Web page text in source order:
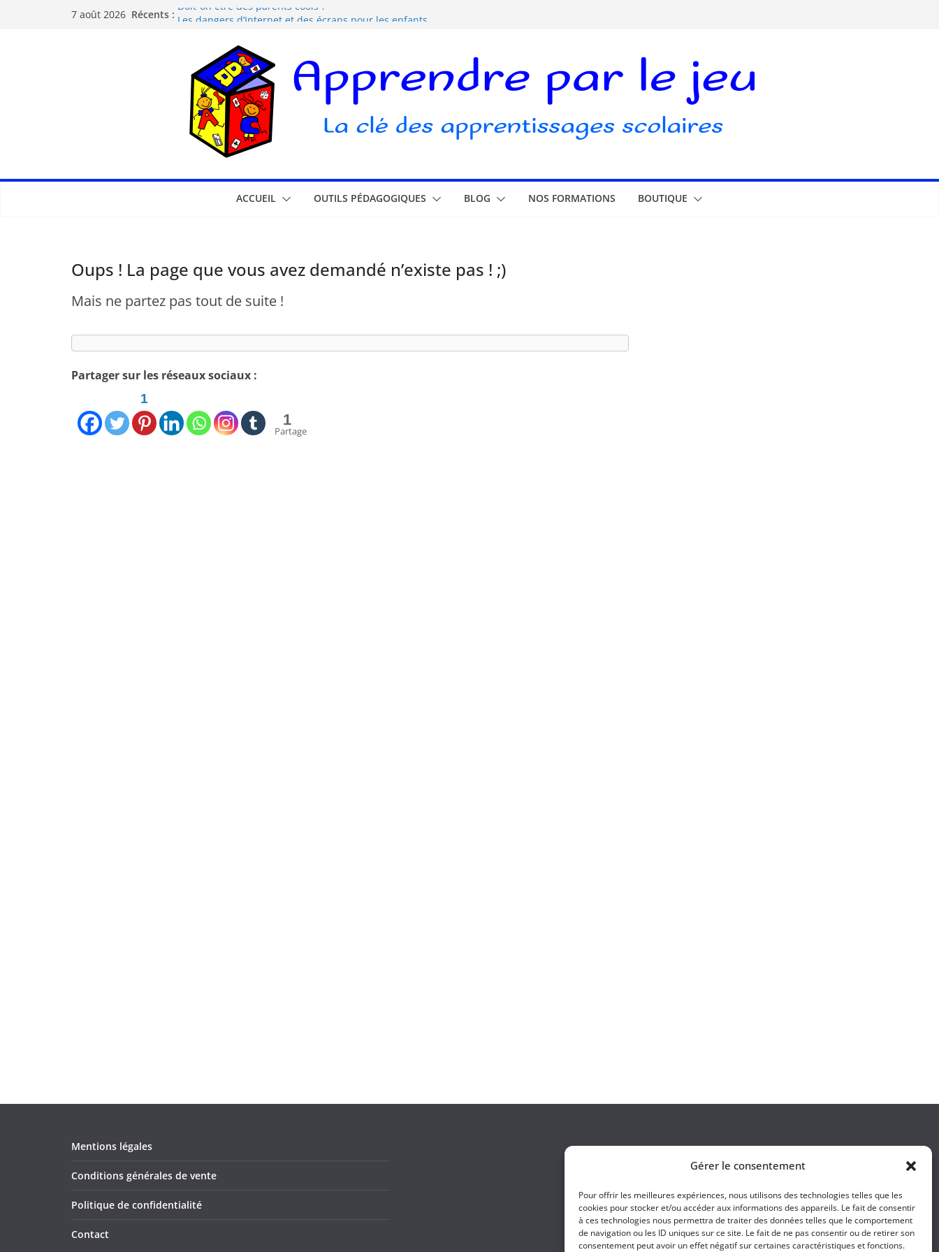
Gérer le consentement
Pour offrir les meilleures expériences, nous utilisons des technologies telles que les
cookies pour stocker et/ou accéder aux informations des appareils. Le fait de consentir
à ces technologies nous permettra de traiter des données telles que le comportement
de navigation ou les ID uniques sur ce site. Le fait de ne pas consentir ou de retirer son
consentement peut avoir un effet négatif sur certaines caractéristiques et fonctions.
7 août 2026 Récents : Doit-on être des parents cools ?
La pédagogie Montessori est-elle ludique ?
Comprendre la courbe de l’oubli
ACCUEIL OUTILS PÉDAGOGIQUES BLOG NOS FORMATIONS BOUTIQUE
Oups ! La page que vous avez demandé n’existe pas ! ;)
Mais ne partez pas tout de suite !
Partager sur les réseaux sociaux :
1
1
Partage
Mentions légales
Conditions générales de vente
Politique de confidentialité
Contact